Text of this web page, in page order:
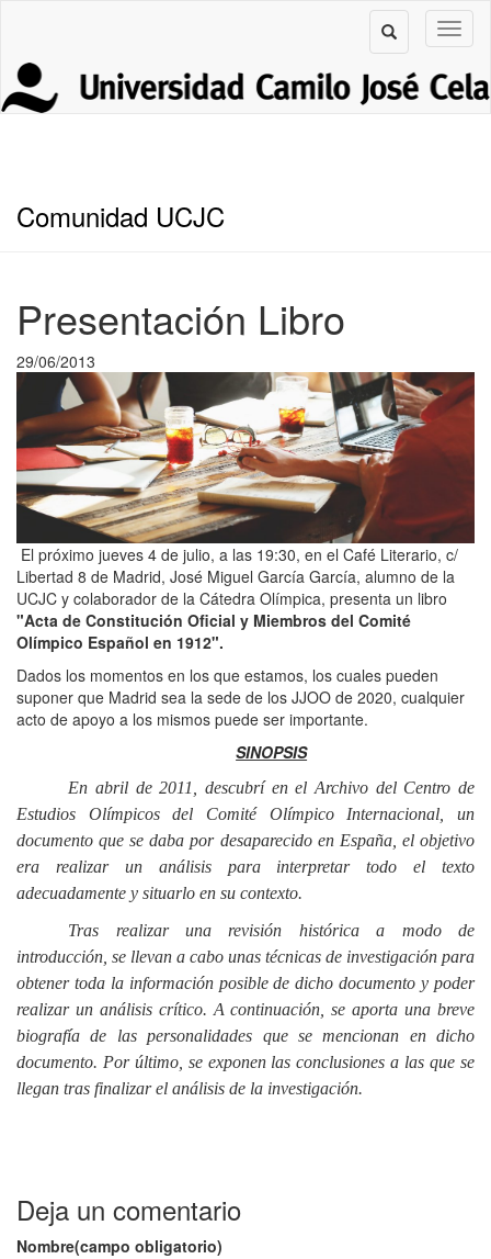
Comunidad UCJC
Presentación Libro
29/06/2013
El próximo jueves 4 de julio, a las 19:30, en el Café Literario, c/
Libertad 8 de Madrid, José Miguel García García, alumno de la
UCJC y colaborador de la Cátedra Olímpica, presenta un libro
"Acta de Constitución Oficial y Miembros del Comité
Olímpico Español en 1912".
Dados los momentos en los que estamos, los cuales pueden
suponer que Madrid sea la sede de los JJOO de 2020, cualquier
acto de apoyo a los mismos puede ser importante.
SINOPSIS
En abril de 2011, descubrí en el Archivo del Centro de
Estudios Olímpicos del Comité Olímpico Internacional, un
documento que se daba por desaparecido en España, el objetivo
era realizar un análisis para interpretar todo el texto
adecuadamente y situarlo en su contexto.
Tras realizar una revisión histórica a modo de
introducción, se llevan a cabo unas técnicas de investigación para
obtener toda la información posible de dicho documento y poder
realizar un análisis crítico. A continuación, se aporta una breve
biografía de las personalidades que se mencionan en dicho
documento. Por último, se exponen las conclusiones a las que se
llegan tras finalizar el análisis de la investigación.
Deja un comentario
Nombre(campo obligatorio)